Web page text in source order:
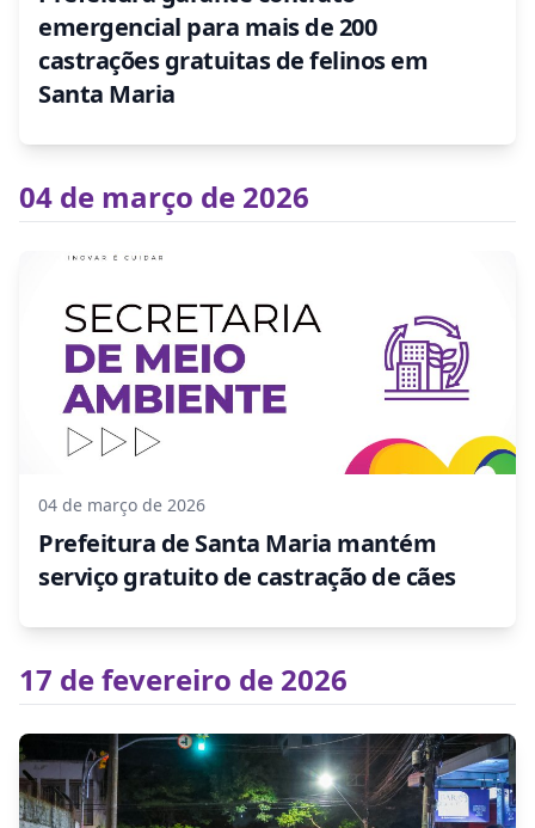
emergencial para mais de 200
castrações gratuitas de felinos em
Santa Maria
04 de março de 2026
04 de março de 2026
Prefeitura de Santa Maria mantém
serviço gratuito de castração de cães
17 de fevereiro de 2026